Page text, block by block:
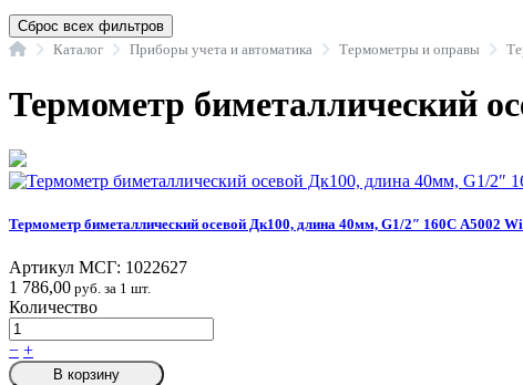
Сброс всех фильтров
ГлавнаяКаталог Приборы учета и автоматика Термометры и оправы
Термометр биметаллический
Термометр биметаллический осевой Дк100, длина 40мм, G1/2″ 160C А5002
Артикул МСГ: 1022627
1 786,00 руб. за 1 шт.
Количество
− +
В корзину